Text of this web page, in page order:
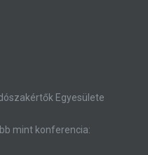
Egyesülete
mint konferencia: